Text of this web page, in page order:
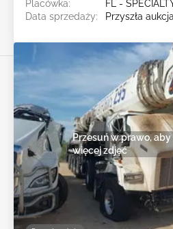
Placówka:
FL -
Data sprzedaży:
Przyszła aukcja
Przesuń w prawo,
więcej zdjęć